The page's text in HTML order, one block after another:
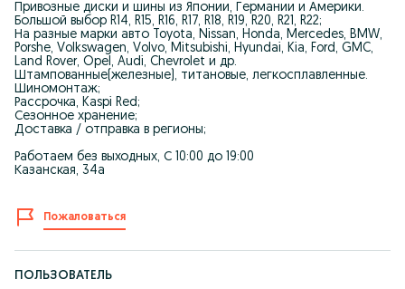
Привозные диски и шины из Японии, Германии и Америки.
Большой выбор R14, R15, R16, R17, R18, R19, R20, R21, R22;
На разные марки авто Toyota, Nissan, Honda, Mercedes, BMW,
Porshe, Volkswagen, Volvo, Mitsubishi, Hyundai, Kia, Ford, GMC,
Land Rover, Opel, Audi, Chevrolet и др.
Штампованные(железные), титановые, легкосплавленные.
Шиномонтаж;
Рассрочка, Kaspi Red;
Сезонное хранение;
Доставка / отправка в регионы;
Работаем без выходных, С 10:00 до 19:00
Казанская, 34а
Пожаловаться
ПОЛЬЗОВАТЕЛЬ